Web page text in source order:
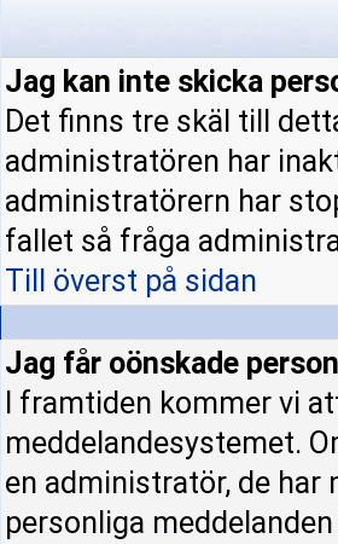
Jag kan inte skicka
Det finns tre skäl till
administratören har
administratörern har
fallet så fråga
Till överst på sidan
Jag får oönskade
I framtiden kommer vi
meddelandesystemet.
en administratör, de
personliga